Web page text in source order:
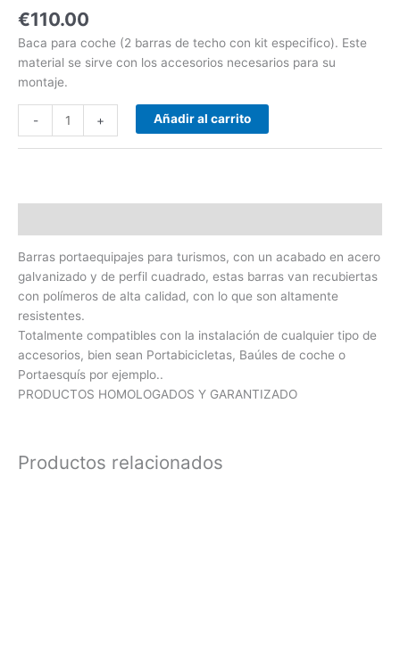
€110.00
Baca para coche (2 barras de techo con kit especifico). Este
material se sirve con los accesorios necesarios para su
montaje.
- + Añadir al carrito
Barras portaequipajes para turismos, con un acabado en acero
galvanizado y de perfil cuadrado, estas barras van recubiertas
con polímeros de alta calidad, con lo que son altamente
resistentes.
Totalmente compatibles con la instalación de cualquier tipo de
accesorios, bien sean Portabicicletas, Baúles de coche o
Portaesquís por ejemplo..
PRODUCTOS HOMOLOGADOS Y GARANTIZADO
Productos relacionados